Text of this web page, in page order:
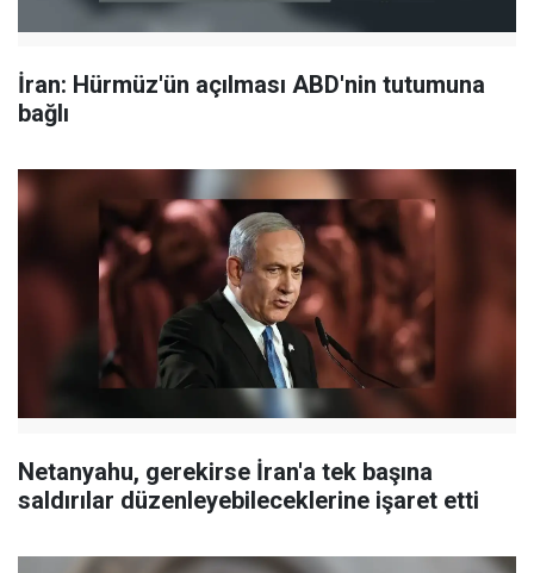
İran: Hürmüz'ün açılması ABD'nin tutumuna
bağlı
Netanyahu, gerekirse İran'a tek başına
saldırılar düzenleyebileceklerine işaret etti